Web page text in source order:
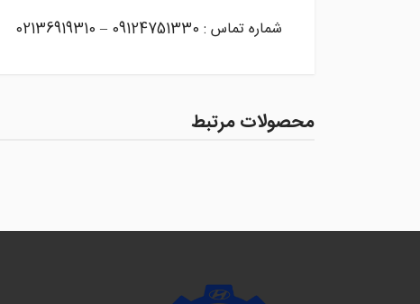
شماره تماس : 09124751330 – 02136919310
محصولات مرتبط